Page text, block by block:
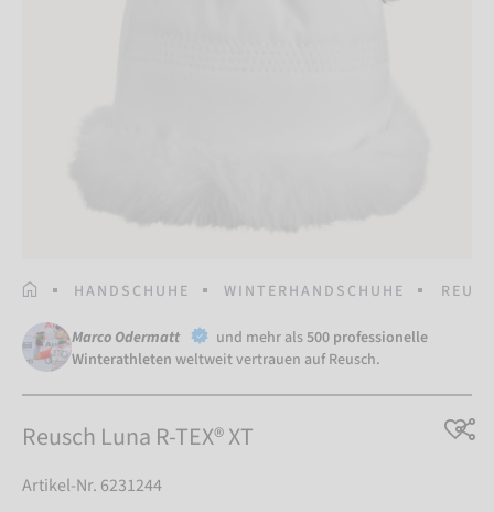
STARTSEITEHANDSCHUHE WINTERHANDSCHUHE
Marco Odermatt und mehr als500 professionelle
Winterathleten weltweit vertrauen auf Reusch.
Reusch Luna R-TEX® XT
Artikel-Nr. 6231244